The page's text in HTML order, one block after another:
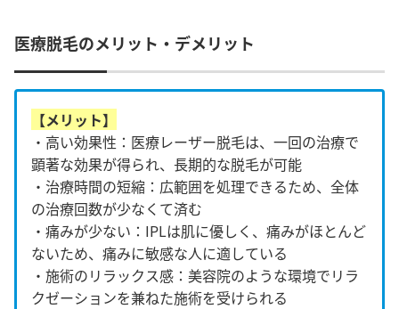
医療脱毛のメリット・デメリット
【メリット】
・高い効果性：医療レーザー脱毛は、一回の治療で
顕著な効果が得られ、長期的な脱毛が可能
・治療時間の短縮：広範囲を処理できるため、全体
の治療回数が少なくて済む
・痛みが少ない：IPLは肌に優しく、痛みがほとんど
ないため、痛みに敏感な人に適している
・施術のリラックス感：美容院のような環境でリラ
クゼーションを兼ねた施術を受けられる